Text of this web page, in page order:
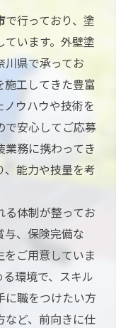
で行っており、塗
います。外壁塗
川県で承ってお
施工してきた豊富
ウハウや技術を
で安心してご応募
務に携わってき
、能力や技量を考
体制が整ってお
与、保険完備な
ご用意していま
環境で、スキル
に職をつけたい方
など、前向きに仕